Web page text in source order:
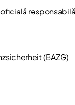
(BAZG)